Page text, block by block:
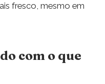
fresco, mesmo em
com o que